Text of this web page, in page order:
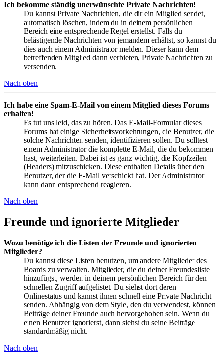
Ich bekomme ständig unerwünschte Private Nachrichten!
Du kannst Private Nachrichten, die dir ein Mitglied sendet,
automatisch löschen, indem du in deinem persönlichen
Bereich eine entsprechende Regel erstellst. Falls du
belästigende Nachrichten von jemandem erhältst, so kannst du
dies auch einem Administrator melden. Dieser kann dem
betreffenden Mitglied dann verbieten, Private Nachrichten zu
versenden.
Nach oben
Ich habe eine Spam-E-Mail von einem Mitglied dieses Forums
erhalten!
Es tut uns leid, das zu hören. Das E-Mail-Formular dieses
Forums hat einige Sicherheitsvorkehrungen, die Benutzer, die
solche Nachrichten senden, identifizieren sollen. Du solltest
einem Administrator die komplette E-Mail, die du bekommen
hast, weiterleiten. Dabei ist es ganz wichtig, die Kopfzeilen
(Headers) mitzuschicken. Diese enthalten Details über den
Benutzer, der die E-Mail verschickt hat. Der Administrator
kann dann entsprechend reagieren.
Nach oben
Freunde und ignorierte Mitglieder
Wozu benötige ich die Listen der Freunde und ignorierten
Mitglieder?
Du kannst diese Listen benutzen, um andere Mitglieder des
Boards zu verwalten. Mitglieder, die du deiner Freundesliste
hinzufügst, werden in deinem persönlichen Bereich für den
schnellen Zugriff aufgelistet. Du siehst dort deren
Onlinestatus und kannst ihnen schnell eine Private Nachricht
senden. Abhängig von dem Style, den du verwendest, können
Beiträge deiner Freunde auch hervorgehoben sein. Wenn du
einen Benutzer ignorierst, dann siehst du seine Beiträge
standardmäßig nicht.
Nach oben